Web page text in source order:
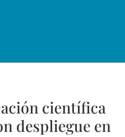
científica
despliegue en